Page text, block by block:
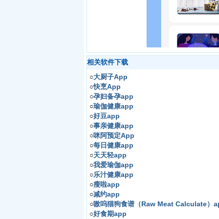
相关软件下载
○大厨子App
○快烹App
○孕妇备孕app
○瑜伽健康app
○好豆app
○事亲健康app
○咪阿预定App
○每日健康app
○天天轻app
○我爱瑜伽app
○乐汁健康app
○瘦啦app
○减约app
○嗷呜猫狗食谱（Raw Meat Calculate）
○好食期app